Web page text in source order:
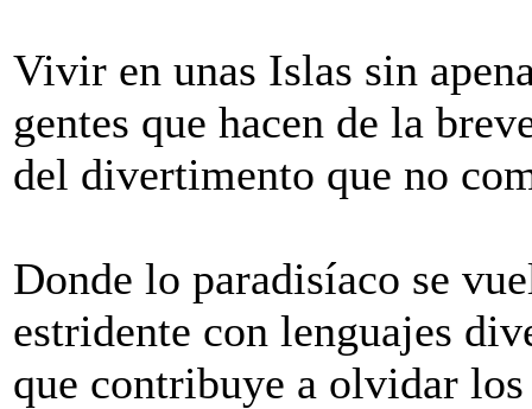
Vivir en unas Islas sin
gentes que hacen de la
del divertimento que no
Donde lo paradisíaco se
estridente con lenguajes
que contribuye a olvidar